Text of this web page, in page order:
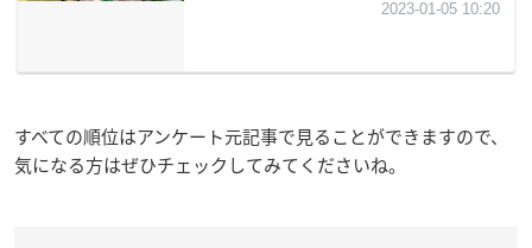
すべての順位はアンケート元記事で見ることができますので、
気になる方はぜひチェックしてみてくださいね。